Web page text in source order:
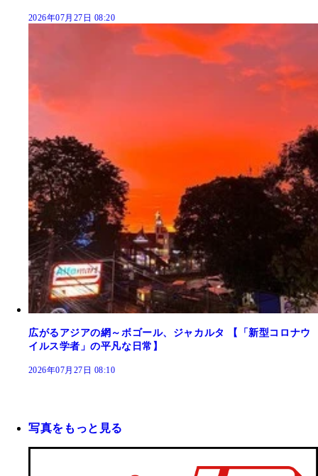
2026年07月27日 08:20
広がるアジアの網～ボゴール、ジャカルタ 【「新型コロナウ
イルス学者」の平凡な日常】
2026年07月27日 08:10
写真をもっと見る